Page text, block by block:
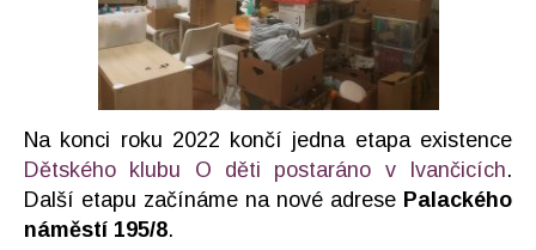
Na konci roku 2022 končí jedna etapa existence
Dětského klubu O děti postaráno v Ivančicích.
Další etapu začínáme na nové adrese Palackého
náměstí 195/8.